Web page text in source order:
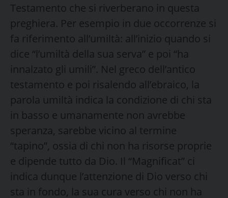
Testamento che si riverberano in questa
preghiera. Per esempio in due occorrenze si
fa riferimento all’umiltà: all’inizio quando si
dice “l’umiltà della sua serva” e poi “ha
innalzato gli umili”. Nel greco dell’antico
testamento e poi risalendo all’ebraico, la
parola umiltà indica la condizione di chi sta
in basso e umanamente non avrebbe
speranza, sarebbe vicino al termine
“tapino”, ossia di chi non ha risorse proprie
e dipende tutto da Dio. Il “Magnificat” ci
indica dunque l’attenzione di Dio verso chi
sta in fondo, la sua cura verso chi non ha